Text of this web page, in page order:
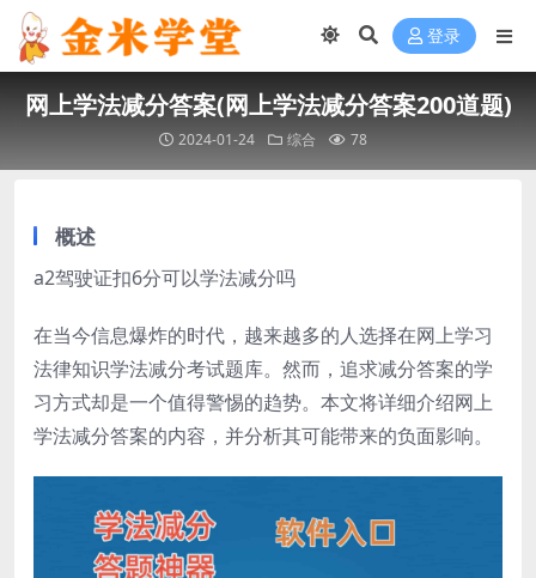
登录
网上学法减分答案(网上学法减分答案200道题)
2024-01-24 综合 78
概述
a2驾驶证扣6分可以学法减分吗
在当今信息爆炸的时代，越来越多的人选择在网上学习
法律知识学法减分考试题库。然而，追求减分答案的学
习方式却是一个值得警惕的趋势。本文将详细介绍网上
学法减分答案的内容，并分析其可能带来的负面影响。